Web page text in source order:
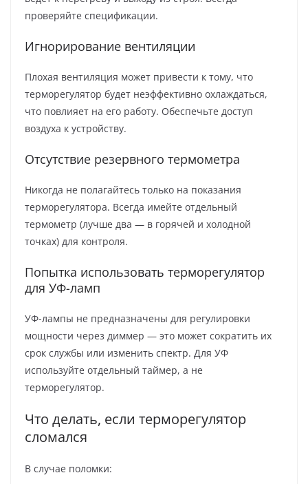
проверяйте спецификации.
Игнорирование вентиляции
Плохая вентиляция может привести к тому, что
терморегулятор будет неэффективно охлаждаться,
что повлияет на его работу. Обеспечьте доступ
воздуха к устройству.
Отсутствие резервного термометра
Никогда не полагайтесь только на показания
терморегулятора. Всегда имейте отдельный
термометр (лучше два — в горячей и холодной
точках) для контроля.
Попытка использовать терморегулятор
для УФ-ламп
УФ-лампы не предназначены для регулировки
мощности через диммер — это может сократить их
срок службы или изменить спектр. Для УФ
используйте отдельный таймер, а не
терморегулятор.
Что делать, если терморегулятор
сломался
В случае поломки: